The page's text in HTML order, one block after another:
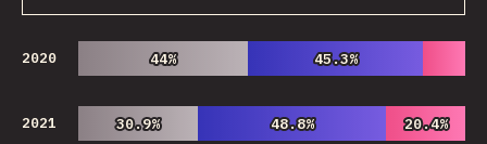
2020 44%
44% 45.3%
45.3%
2021 30.9%
30.9% 48.8%
48.8% 20.4%
20.4%